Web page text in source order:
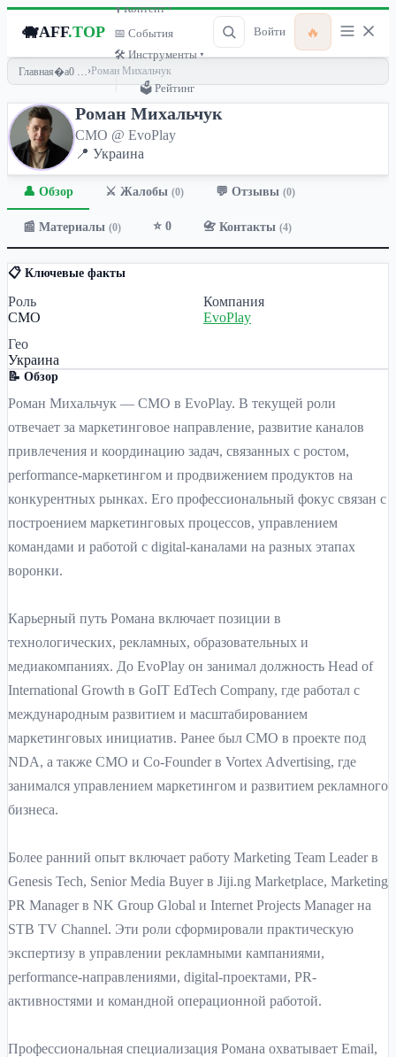
🐗AFF.TOP
🎙 Контент ▾
📅 События
🛠 Инструменты ▾
🗳 Рейтинг
Войти 🔥
Главная › Роман Михальчук
Роман Михальчук
CMO @ EvoPlay
📍 Украина
👤 Обзор ⚔️ Жалобы (0) 💬 Отзывы (0)
📰 Материалы (0) ⭐ 0 📇 Контакты (4)
📋 Ключевые факты
Роль
CMO
Компания
EvoPlay
Гео
Украина
📝 Обзор
Роман Михальчук — CMO в EvoPlay. В текущей роли
отвечает за маркетинговое направление, развитие каналов
привлечения и координацию задач, связанных с ростом,
performance-маркетингом и продвижением продуктов на
конкурентных рынках. Его профессиональный фокус связан с
построением маркетинговых процессов, управлением
командами и работой с digital-каналами на разных этапах
воронки.
Карьерный путь Романа включает позиции в
технологических, рекламных, образовательных и
медиакомпаниях. До EvoPlay он занимал должность Head of
International Growth в GoIT EdTech Company, где работал с
международным развитием и масштабированием
маркетинговых инициатив. Ранее был CMO в проекте под
NDA, а также CMO и Co-Founder в Vortex Advertising, где
занимался управлением маркетингом и развитием рекламного
бизнеса.
Более ранний опыт включает работу Marketing Team Leader в
Genesis Tech, Senior Media Buyer в Jiji.ng Marketplace, Marketing
PR Manager в NK Group Global и Internet Projects Manager на
STB TV Channel. Эти роли сформировали практическую
экспертизу в управлении рекламными кампаниями,
performance-направлениями, digital-проектами, PR-
активностями и командной операционной работой.
Профессиональная специализация Романа охватывает Email,